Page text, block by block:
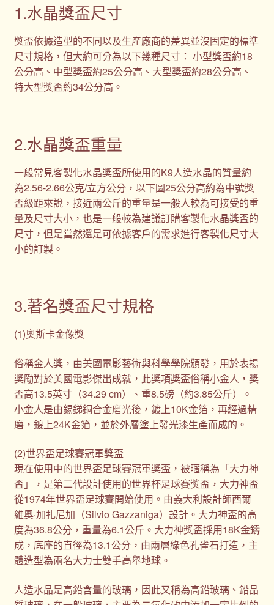
1.水晶獎盃尺寸
獎盃依據造型的不同以及生產廠商的差異並沒固定的標準
尺寸規格，但大約可分為以下幾種尺寸： 小型獎盃約18
公分高、中型獎盃約25公分高、大型獎盃約28公分高、
特大型獎盃約34公分高。
2.水晶獎盃重量
一般常見客製化水晶獎盃所使用的K9人造水晶的質量約
為2.56-2.66公克/立方公分，以下圖25公分高約為中號獎
盃級距來說，接近兩公斤的重量是一般人較為可接受的重
量及尺寸大小，也是一般較為建議訂購客製化水晶獎盃的
尺寸，但是當然還是可依據客戶的需求進行客製化尺寸大
小的訂製。
3.著名獎盃尺寸規格
(1)奧斯卡金像獎
俗稱金人獎，由美國電影藝術與科學學院頒發，用於表揚
獎勵對於美國電影傑出成就，此獎項獎盃俗稱小金人，獎
盃高13.5英寸（34.29 cm）、重8.5磅（約3.85公斤）。
小金人是由錫銻銅合金磨光後，鍍上10K金箔，再經過精
磨，鍍上24K金箔，並於外層塗上發光漆生產而成的。
(2)世界盃足球賽冠軍獎盃
現在使用中的世界盃足球賽冠軍獎盃，被暱稱為「大力神
盃」，是第二代設計使用的世界杯足球賽獎盃，大力神盃
從1974年世界盃足球賽開始使用。由義大利設計師西爾
維奧·加扎尼加（Silvio Gazzaniga）設計。大力神盃的高
度為36.8公分，重量為6.1公斤。大力神獎盃採用18K金鑄
成，底座的直徑為13.1公分，由兩層綠色孔雀石打造，主
體造型為兩名大力士雙手高舉地球。
人造水晶是高鉛含量的玻璃，因此又稱為高鉛玻璃、鉛晶